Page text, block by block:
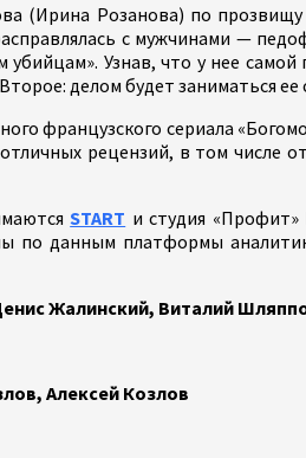
(Ирина Розанова) по
с мужчинами —
Узнав, что у нее
делом будет заниматься
французского сериала
рецензий, в том числе
START и студия
по данным платформы
Жалинский, Виталий
Алексей Козлов